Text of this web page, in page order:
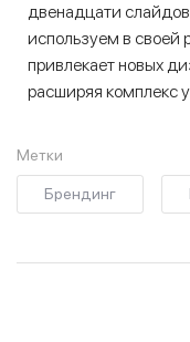
двенадцати
используем в своей
привлекает новых
расширяя комплекс
Метки
Брендинг